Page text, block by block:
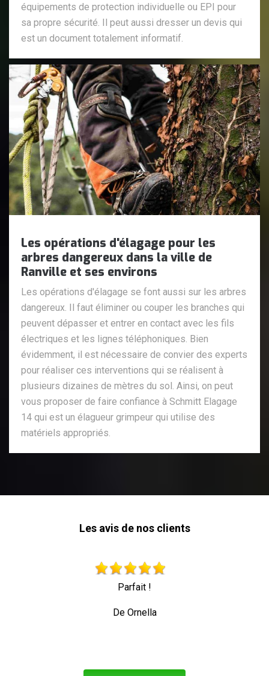
équipements de protection individuelle ou EPI pour
sa propre sécurité. Il peut aussi dresser un devis qui
est un document totalement informatif.
Les opérations d'élagage pour les
arbres dangereux dans la ville de
Ranville et ses environs
Les opérations d'élagage se font aussi sur les arbres
dangereux. Il faut éliminer ou couper les branches qui
peuvent dépasser et entrer en contact avec les fils
électriques et les lignes téléphoniques. Bien
évidemment, il est nécessaire de convier des experts
pour réaliser ces interventions qui se réalisent à
plusieurs dizaines de mètres du sol. Ainsi, on peut
vous proposer de faire confiance à Schmitt Elagage
14 qui est un élagueur grimpeur qui utilise des
matériels appropriés.
Les avis de nos clients
Parfait !
De Ornella